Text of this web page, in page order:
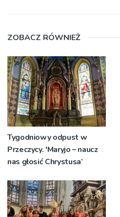
ZOBACZ RÓWNIEŻ
Tygodniowy odpust w
Przeczycy. 'Maryjo – naucz
nas głosić Chrystusa’